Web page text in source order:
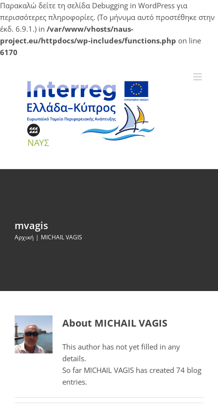
Παρακαλώ δείτε τη σελίδα Debugging in WordPress για
περισσότερες πληροφορίες. (Το μήνυμα αυτό προστέθηκε στην
έκδ. 6.9.1.) in /var/www/vhosts/naus-
project.eu/httpdocs/wp-includes/functions.php on line
6170
περιεχόμενο
mvagis
Αρχική MICHAIL VAGIS
About MICHAIL VAGIS
This author has not yet filled in any
details.
So far MICHAIL VAGIS has created 74 blog
entries.
Επιστημονικό άρθρο για την πράξη
ΝΑΥΣ